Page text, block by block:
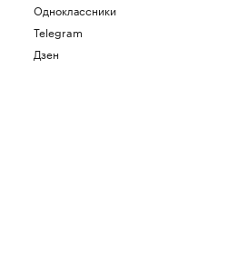
Одноклассники
Telegram
Дзен